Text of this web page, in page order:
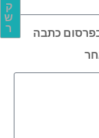
ק
ש
ר
בפרסום כתבה